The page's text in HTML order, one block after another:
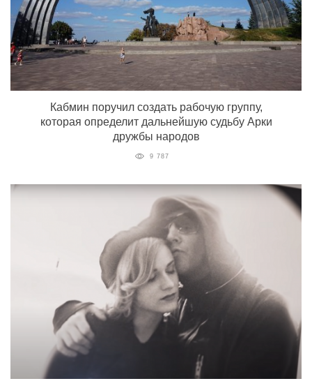
Кабмин поручил создать рабочую группу,
которая определит дальнейшую судьбу Арки
дружбы народов
9 787